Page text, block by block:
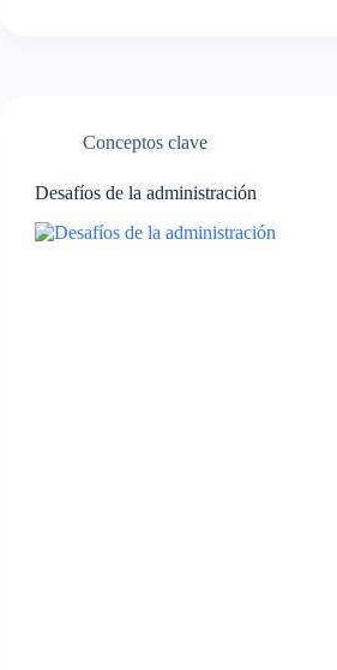
Conceptos clave
Desafíos de la administración